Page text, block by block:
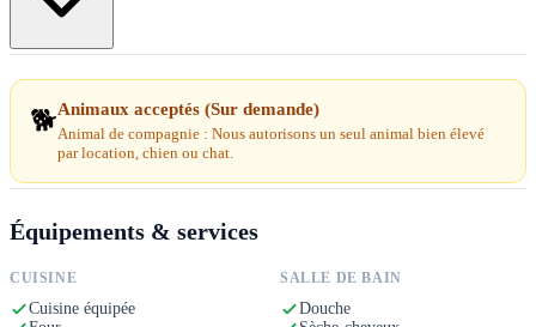
Deux chambres avec chacune un lit double 140x190cm dont un à
Une salle de bain avec douche et radiateur sèche-serviette. Toilettes
séparées au rez-de-chaussée.
Terrasse plein sud avec mobilier jardin, grand parasol et fauteuils
relax.
Garage disponible pour mettre une petite voiture, une remorque, des
motos ou des vélos. L’accès de la cour est fermée par un portail
coulissant accessible à deux véhicules.
🐕Animaux acceptés (Sur demande)
Animal de compagnie : Nous autorisons un seul animal bien élevé
par location, chien ou chat.
Équipements & services
CUISINE
Cuisine équipée
SALLE DE BAIN
Douche